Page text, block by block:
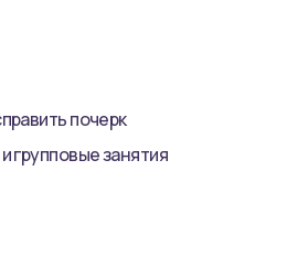
почерк
групповые занятия